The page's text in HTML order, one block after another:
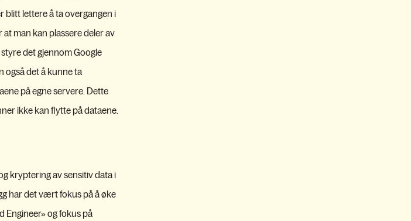
blitt lettere å ta overgangen i
man kan plassere deler av
det gjennom Google
også det å kunne ta
på egne servere. Dette
ikke kan flytte på dataene.
kryptering av sensitiv data i
har det vært fokus på å øke
Engineer» og fokus på